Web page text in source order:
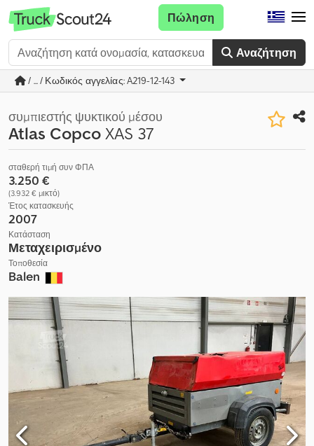
Αναζήτηση
Πώληση
/ ... / Κωδικός αγγελίας: A219-12-143
συμπιεστής ψυκτικού μέσου
Atlas CopcoXAS 37
σταθερή τιμή συν ΦΠΑ
3.250 €
(3.932 € μικτό)
Έτος κατασκευής
2007
Κατάσταση
Μεταχειρισμένο
Τοποθεσία
Balen